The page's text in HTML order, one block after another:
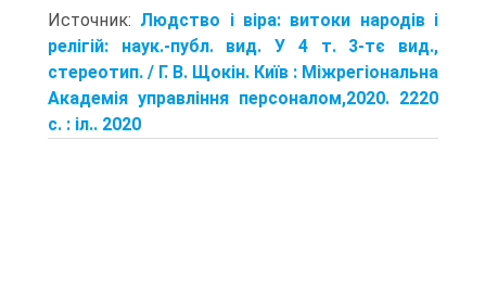
Источник: Людство і віра: витоки народів і
релігій: наук.-публ. вид. У 4 т. 3-тє вид.,
стереотип. / Г. В. Щокін. Київ : Міжрегіональна
Академія управління персоналом,2020. 2220
с. : іл.. 2020